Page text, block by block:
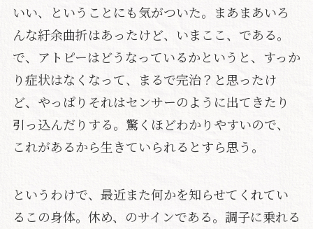
いい、ということにも気がついた。まあまあいろ
んな紆余曲折はあったけど、いまここ、である。
で、アトピーはどうなっているかというと、すっか
り症状はなくなって、まるで完治？と思ったけ
ど、やっぱりそれはセンサーのように出てきたり
引っ込んだりする。驚くほどわかりやすいので、
これがあるから生きていられるとすら思う。
というわけで、最近また何かを知らせてくれてい
るこの身体。休め、のサインである。調子に乗れる